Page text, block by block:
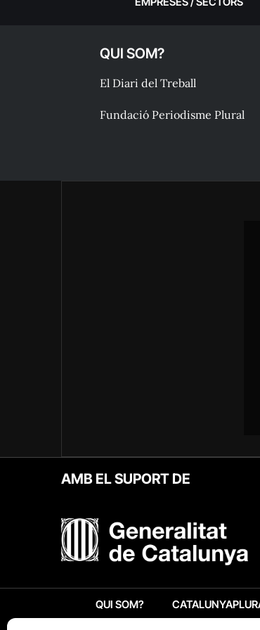
QUI SOM?
El Diari del Treball
Fundació Periodisme Plural
AMB EL SUPORT DE
QUI SOM?